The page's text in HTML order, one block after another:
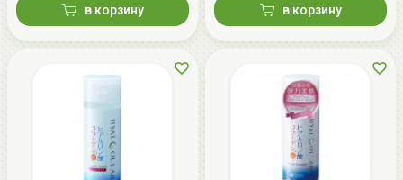
в корзину в корзину